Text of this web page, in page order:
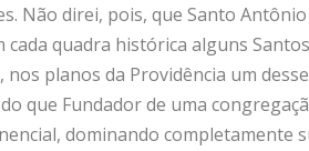
Não direi, pois, que Santo
cada quadra histórica alguns
nos planos da Providência um
que Fundador de uma
dominando completamente